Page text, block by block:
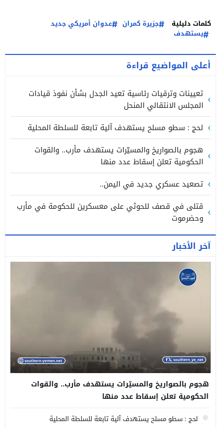
كلمات دليلية جزيرة كمران
عدوان أمريكي جديد
يستهدف
أعلى المواضيع قراءة
تعيينات وترقيات رئاسية تعيد الجدل بشأن نفوذ قيادات
المجلس الانتقالي المنحل
لحج : سطو مسلح يستهدف آلية تابعة للسلطة المحلية
هجوم بالصواريخ والمسيّرات يستهدف مأرب.. والقوات
الحكومية تعلن إسقاط عدد منها
تصعيد عسكري جديد في اليمن..
قتلى في قصف للحوثي على معسكرين للحكومة في مأرب
وحضرموت
آخر الأخبار
هجوم بالصواريخ والمسيّرات يستهدف مأرب.. والقوات
الحكومية تعلن إسقاط عدد منها
لحج : سطو مسلح يستهدف آلية تابعة للسلطة المحلية